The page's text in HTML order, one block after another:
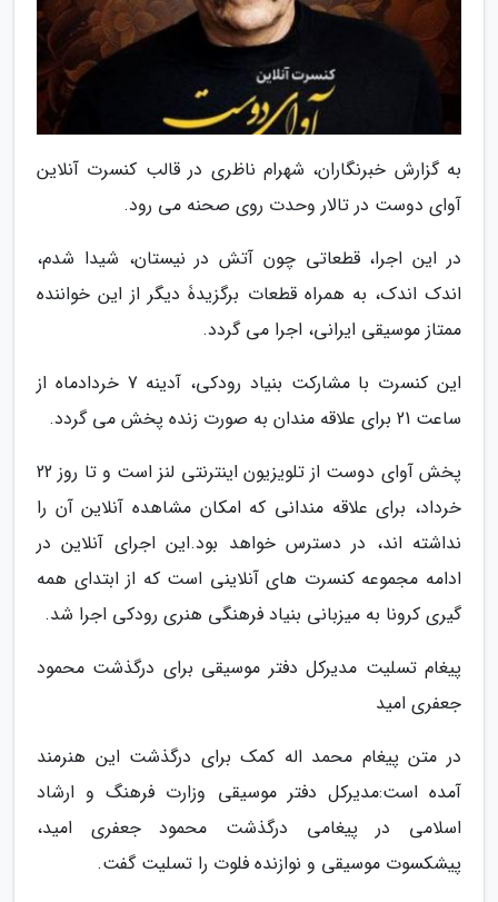
به گزارش خبرنگاران، شهرام ناظری در قالب کنسرت آنلاین
آوای دوست در تالار وحدت روی صحنه می رود.
در این اجرا، قطعاتی چون آتش در نیستان، شیدا شدم،
اندک اندک، به همراه قطعات برگزیدۀ دیگر از این خواننده
ممتاز موسیقی ایرانی، اجرا می گردد.
این کنسرت با مشارکت بنیاد رودکی، آدینه 7 خردادماه از
ساعت 21 برای علاقه مندان به صورت زنده پخش می گردد.
پخش آوای دوست از تلویزیون اینترنتی لنز است و تا روز 22
خرداد، برای علاقه مندانی که امکان مشاهده آنلاین آن را
نداشته اند، در دسترس خواهد بود.این اجرای آنلاین در
ادامه مجموعه کنسرت های آنلاینی است که از ابتدای همه
گیری کرونا به میزبانی بنیاد فرهنگی هنری رودکی اجرا شد.
پیغام تسلیت مدیرکل دفتر موسیقی برای درگذشت محمود
جعفری امید
در متن پیغام محمد اله کمک برای درگذشت این هنرمند
آمده است:مدیرکل دفتر موسیقی وزارت فرهنگ و ارشاد
اسلامی در پیغامی درگذشت محمود جعفری امید،
پیشکسوت موسیقی و نوازنده فلوت را تسلیت گفت.